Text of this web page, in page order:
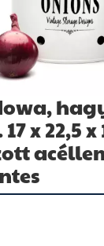
x 22,5 x